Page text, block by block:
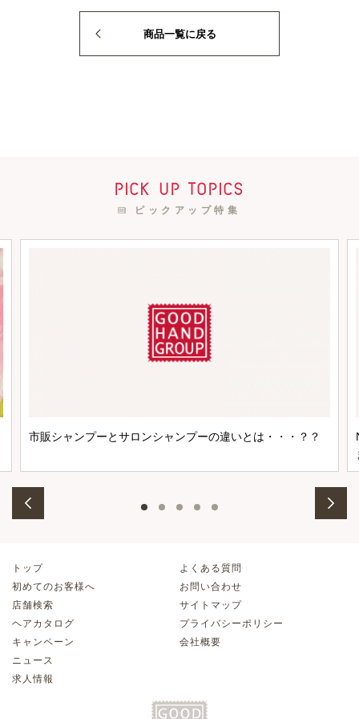
商品一覧に戻る
pick up topics
ピックアップ特集
市販シャンプーとサロンシャンプーの違いとは・・・？？
トップ
初めてのお客様へ
店舗検索
ヘアカタログ
キャンペーン
ニュース
求人情報
よくある質問
お問い合わせ
サイトマップ
プライバシーポリシー
会社概要